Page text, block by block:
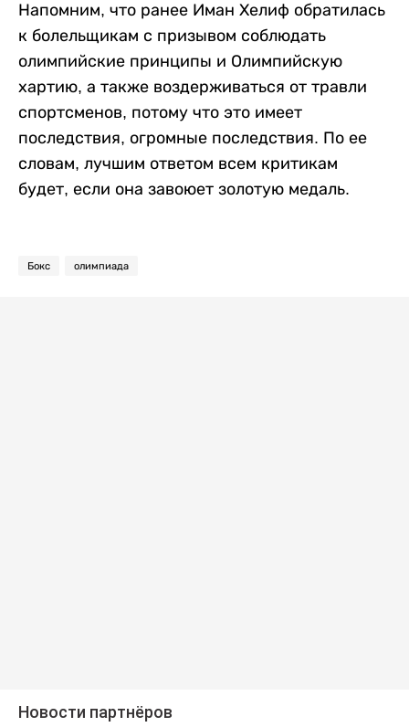
Напомним, что ранее Иман Хелиф обратилась
к болельщикам с призывом соблюдать
олимпийские принципы и Олимпийскую
хартию, а также воздерживаться от травли
спортсменов, потому что это имеет
последствия, огромные последствия. По ее
словам, лучшим ответом всем критикам
будет, если она завоюет золотую медаль.
Бокс олимпиада